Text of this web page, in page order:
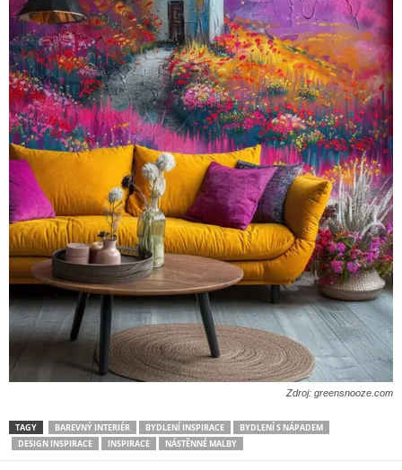
Zdroj: greensnooze.com
TAGY BAREVNÝ INTERIÉR BYDLENÍ INSPIRACE
BYDLENÍ S NÁPADEM
DESIGN INSPIRACE
INSPIRACE NÁSTĚNNÉ MALBY